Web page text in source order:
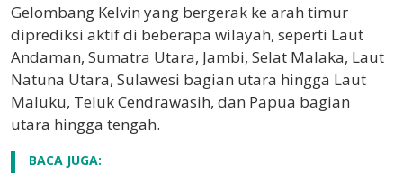
Gelombang Kelvin yang bergerak ke arah timur
diprediksi aktif di beberapa wilayah, seperti Laut
Andaman, Sumatra Utara, Jambi, Selat Malaka, Laut
Natuna Utara, Sulawesi bagian utara hingga Laut
Maluku, Teluk Cendrawasih, dan Papua bagian
utara hingga tengah.
BACA JUGA: